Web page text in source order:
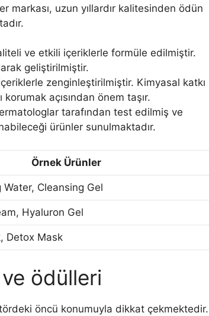
markası, uzun yıllardır kalitesinden ödün
ve etkili içeriklerle formüle edilmiştir.
geliştirilmiştir.
zenginleştirilmiştir. Kimyasal katkı
açısından önem taşır.
tarafından test edilmiş ve
ürünler sunulmaktadır.
Örnek Ürünler
Cleansing Gel
Hyaluron Gel
Detox Mask
ve ödülleri
öncü konumuyla dikkat çekmektedir.